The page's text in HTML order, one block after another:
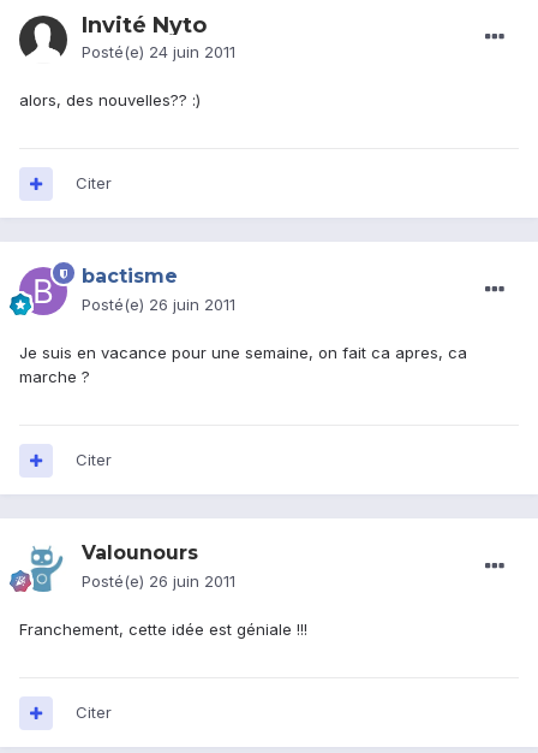
Invité Nyto
Posté(e) 24 juin 2011
alors, des nouvelles?? :)
Citer
bactisme
Posté(e) 26 juin 2011
Je suis en vacance pour une semaine, on fait ca apres, ca
marche ?
Citer
Valounours
Posté(e) 26 juin 2011
Franchement, cette idée est géniale !!!
Citer